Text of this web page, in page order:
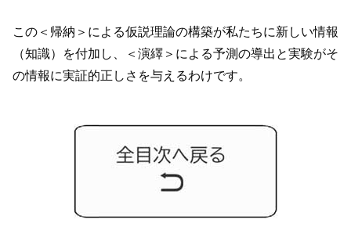
この＜帰納＞による仮説理論の構築が私たちに新しい情報
（知識）を付加し、＜演繹＞による予測の導出と実験がそ
の情報に実証的正しさを与えるわけです。